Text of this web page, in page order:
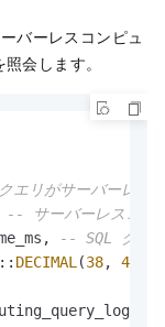
バーレスコンピュ
会します。
エリがサーバーレス
-- サーバーレスコン
-- SQL クエ
DECIMAL (38, 4